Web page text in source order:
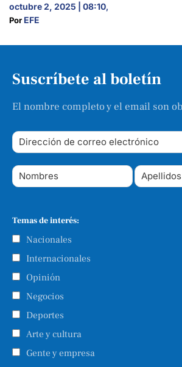
octubre 2, 2025 | 08:10,
Por EFE
Suscríbete al boletín
El nombre completo y el email son
Temas de interés:
Nacionales
Internacionales
Opinión
Negocios
Deportes
Arte y cultura
Gente y empresa